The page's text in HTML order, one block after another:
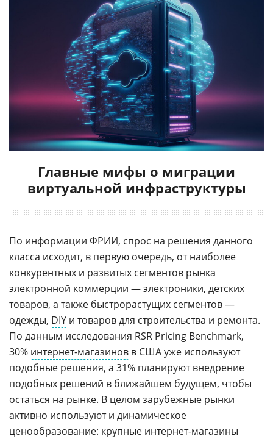
Главные мифы о миграции
виртуальной инфраструктуры
По информации ФРИИ, спрос на решения данного
класса исходит, в первую очередь, от наиболее
конкурентных и развитых сегментов рынка
электронной коммерции — электроники, детских
товаров, а также быстрорастущих сегментов —
одежды, DIY и товаров для строительства и ремонта.
По данным исследования RSR Pricing Benchmark,
30% интернет-магазинов в США уже используют
подобные решения, а 31% планируют внедрение
подобных решений в ближайшем будущем, чтобы
остаться на рынке. В целом зарубежные рынки
активно используют и динамическое
ценообразование: крупные интернет-магазины